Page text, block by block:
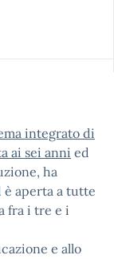
integrato di
ai sei anni ed
ha
aperta a tutte
fra i tre e i
e allo